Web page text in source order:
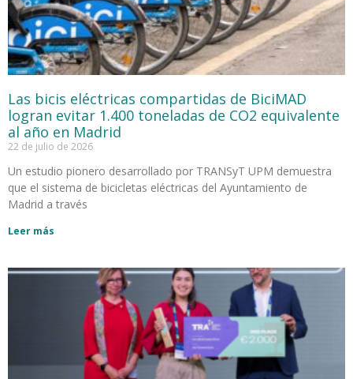
Las bicis eléctricas compartidas de BiciMAD
logran evitar 1.400 toneladas de CO2 equivalente
al año en Madrid
22 de julio de 2026
Un estudio pionero desarrollado por TRANSyT UPM demuestra
que el sistema de bicicletas eléctricas del Ayuntamiento de
Madrid a través
Leer más